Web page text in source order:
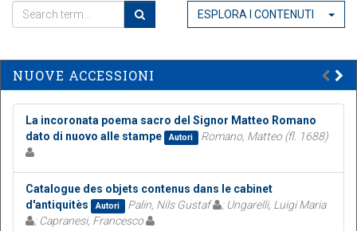
ESPLORA I CONTENUTI
NUOVE ACCESSIONI
La incoronata poema sacro del Signor Matteo Romano
dato di nuovo alle stampe
Autori Romano, Matteo (fl. 1688)
Catalogue des objets contenus dans le cabinet
d'antiquitès
Autori Palin, Nils Gustaf
; Ungarelli, Luigi Maria
; Capranesi, Francesco